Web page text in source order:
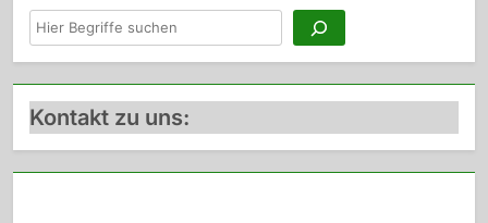
Suchen
Kontakt zu uns: